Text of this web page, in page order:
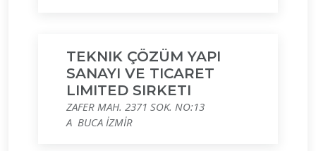
TEKNIK ÇÖZÜM YAPI
SANAYI VE TICARET
LIMITED SIRKETI
ZAFER MAH. 2371 SOK. NO:13
A BUCA İZMİR